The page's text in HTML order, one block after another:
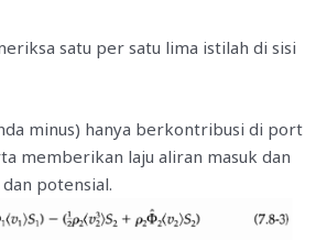
satu per satu lima istilah di sisi
minus) hanya berkontribusi di port
memberikan laju aliran masuk dan
potensial.